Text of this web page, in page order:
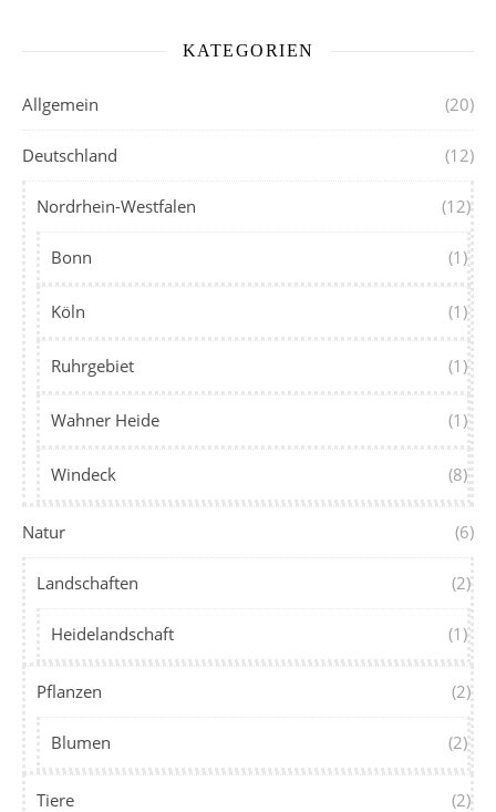
KATEGORIEN
Allgemein (20)
Deutschland (12)
Nordrhein-Westfalen (12)
Bonn (1)
Köln (1)
Ruhrgebiet (1)
Wahner Heide (1)
Windeck (8)
Natur (6)
Landschaften (2)
Heidelandschaft (1)
Pflanzen (2)
Blumen (2)
Tiere (2)